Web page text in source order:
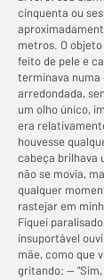
cinquenta ou
metros. O
feito de pele e
terminava numa
arredondada,
um olho único,
era
houvesse
cabeça brilhava
não se movia,
qualquer
rastejar em
Fiquei
insuportável
mãe, como que
gritando: —